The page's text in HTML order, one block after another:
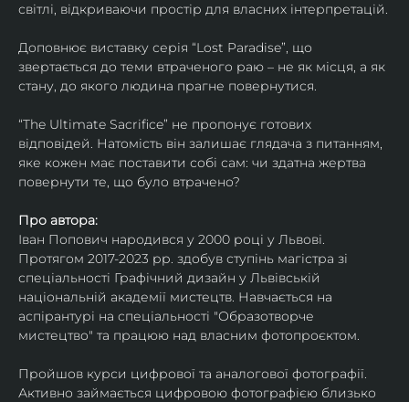
світлі, відкриваючи простір для власних інтерпретацій.
Доповнює виставку серія “Lost Paradise”, що
звертається до теми втраченого раю – не як місця, а як
стану, до якого людина прагне повернутися.
“The Ultimate Sacrifice” не пропонує готових
відповідей. Натомість він залишає глядача з питанням,
яке кожен має поставити собі сам: чи здатна жертва
повернути те, що було втрачено?
Про автора:
Іван Попович народився у 2000 році у Львові.
Протягом 2017-2023 рр. здобув ступінь магістра зі
спеціальності Графічний дизайн у Львівській
національній академії мистецтв. Навчається на
аспірантурі на спеціальності "Образотворче
мистецтво" та працюю над власним фотопроєктом.
Пройшов курси цифрової та аналогової фотографії.
Активно займається цифровою фотографією близько